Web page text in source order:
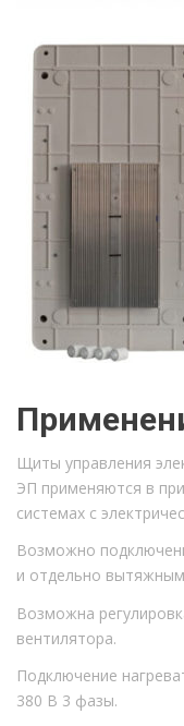
Щиты управления
ЭП применяются в
системах с
Возможно
и отдельно
Возможна
вентилятора.
Подключение
380 В 3 фазы.